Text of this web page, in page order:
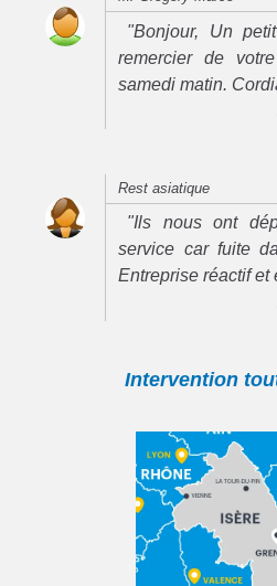
"Bonjour, Un
remercier de
samedi matin.
Rest asiatique
"Ils nous ont
service car fuite
Entreprise réactif et
Intervention